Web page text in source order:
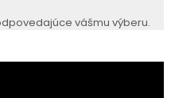
vášmu výberu.